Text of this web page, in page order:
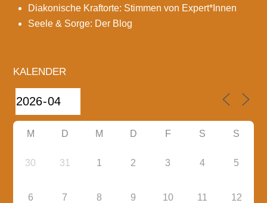
Diakonische Kraftorte: Stimmen von Expert*Innen
Seele & Sorge: Der Blog
KALENDER
M D M D F S S
30 31 1 2 3 4 5
6 7 8 9 10 11 12